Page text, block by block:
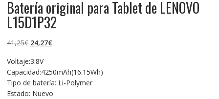
Batería original para Tablet de LENOVO
L15D1P32
41,25€ El
original
era:
41,25€.
24,27€El
es:
24,27€.
Voltaje:3.8V
Capacidad:4250mAh(16.15Wh)
Tipo de batería: Li-Polymer
Estado: Nuevo